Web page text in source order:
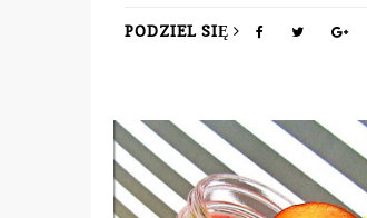
PODZIEL SIĘ